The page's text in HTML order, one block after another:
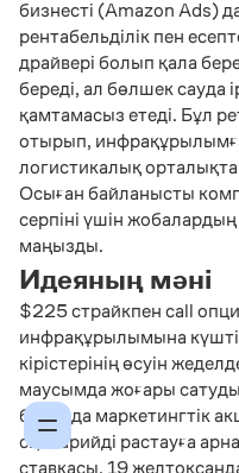
бизнесті (Amazon Ads)
рентабельділік пен
драйвері болып қала
береді, ал бөлшек сауда
қамтамасыз етеді. Бұл
отырып,
логистикалық
Осыған байланысты
серпіні үшін
маңызды.
Идеяның мәні
$225 страйкпен call
инфрақұрылымына
кірістерінің өсуін
маусымда жоғары
басқа да маркетингтік
сценарийді растауға
ставкасы. 19